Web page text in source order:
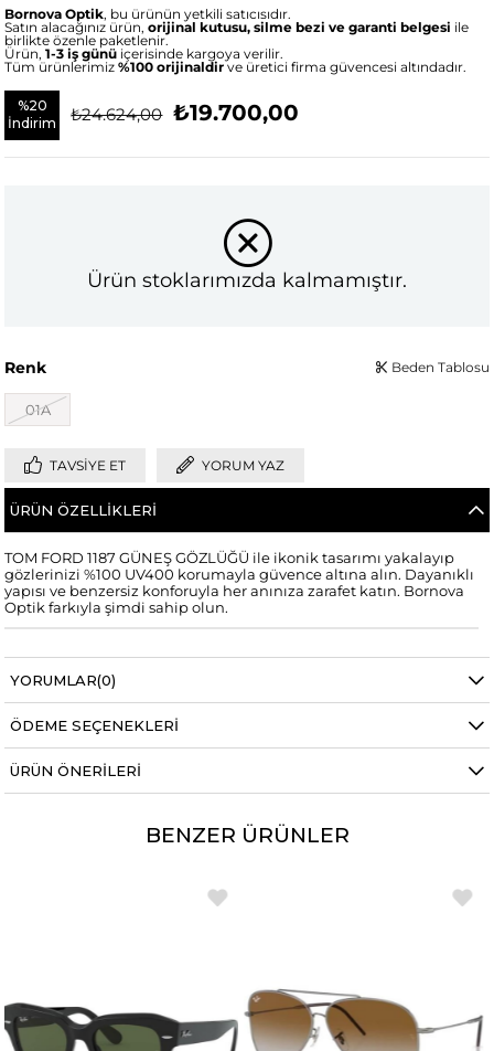
Bornova Optik, bu ürünün yetkili satıcısıdır.
Satın alacağınız ürün,orijinal kutusu, silme bezi ve garanti belgesi ile
birlikte özenle paketlenir.
Ürün,1-3 iş günü içerisinde kargoya verilir.
Tüm ürünlerimiz%100 orijinaldirve üretici firma güvencesi altındadır.
%20
İndirim
₺24.624,00 ₺19.700,00
Ürün stoklarımızda kalmamıştır.
Renk
01A
Beden Tablosu
TAVSIYE ET YORUM YAZ
ÜRÜN ÖZELLIKLERI
TOM FORD 1187 GÜNEŞ GÖZLÜĞÜ ile ikonik tasarımı yakalayıp
gözlerinizi %100 UV400 korumayla güvence altına alın. Dayanıklı
yapısı ve benzersiz konforuyla her anınıza zarafet katın. Bornova
Optik farkıyla şimdi sahip olun.
YORUMLAR(0)
ÖDEME SEÇENEKLERI
ÜRÜN ÖNERILERI
BENZER ÜRÜNLER